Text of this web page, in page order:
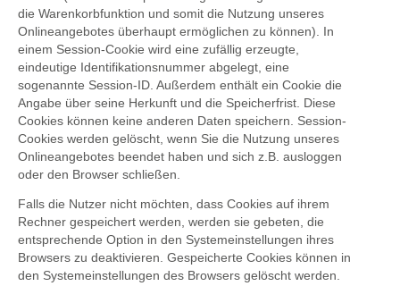
die Warenkorbfunktion und somit die Nutzung unseres
Onlineangebotes überhaupt ermöglichen zu können). In
einem Session-Cookie wird eine zufällig erzeugte,
eindeutige Identifikationsnummer abgelegt, eine
sogenannte Session-ID. Außerdem enthält ein Cookie die
Angabe über seine Herkunft und die Speicherfrist. Diese
Cookies können keine anderen Daten speichern. Session-
Cookies werden gelöscht, wenn Sie die Nutzung unseres
Onlineangebotes beendet haben und sich z.B. ausloggen
oder den Browser schließen.
Falls die Nutzer nicht möchten, dass Cookies auf ihrem
Rechner gespeichert werden, werden sie gebeten, die
entsprechende Option in den Systemeinstellungen ihres
Browsers zu deaktivieren. Gespeicherte Cookies können in
den Systemeinstellungen des Browsers gelöscht werden.